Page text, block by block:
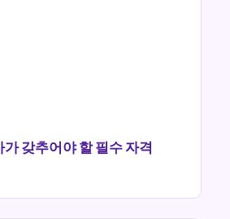
갖추어야 할 필수 자격